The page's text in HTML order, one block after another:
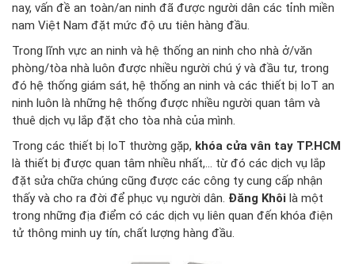
nay, vấn đề an toàn/an ninh đã được người dân các tỉnh miền
nam Việt Nam đặt mức độ ưu tiên hàng đầu.
Trong lĩnh vực an ninh và hệ thống an ninh cho nhà ở/văn
phòng/tòa nhà luôn được nhiều người chú ý và đầu tư, trong
đó hệ thống giám sát, hệ thống an ninh và các thiết bị IoT an
ninh luôn là những hệ thống được nhiều người quan tâm và
thuê dịch vụ lắp đặt cho tòa nhà của mình.
Trong các thiết bị IoT thường gặp, khóa cửa vân tay TP.HCM
là thiết bị được quan tâm nhiều nhất,... từ đó các dịch vụ lắp
đặt sửa chữa chúng cũng được các công ty cung cấp nhận
thấy và cho ra đời để phục vụ người dân. Đăng Khôi là một
trong những địa điểm có các dịch vụ liên quan đến khóa điện
tử thông minh uy tín, chất lượng hàng đầu.